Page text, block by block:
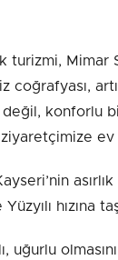
turizmi, Mimar
coğrafyası,
konforlu
ev
hızına
uğurlu